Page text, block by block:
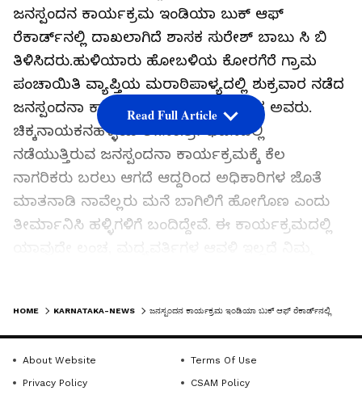
ಜನಸ್ಪಂದನ ಕಾರ್ಯಕ್ರಮ ಇಂಡಿಯಾ ಬುಕ್ ಆಫ್
ರೆಕಾರ್ಡ್‌ನಲ್ಲಿ ದಾಖಲಾಗಿದೆ ಶಾಸಕ ಸುರೇಶ್ ಬಾಬು ಸಿ ಬಿ
ತಿಳಿಸಿದರು.ಹುಳಿಯಾರು ಹೋಬಳಿಯ ಕೋರಗೆರೆ ಗ್ರಾಮ
ಪಂಚಾಯಿತಿ ವ್ಯಾಪ್ತಿಯ ಮರಾಠಿಪಾಳ್ಯದಲ್ಲಿ ಶುಕ್ರವಾರ ನಡೆದ
ಜನಸ್ಪಂದನಾ ಕಾರ್ಯಕ್ರಮದಲ್ಲಿ ಮಾತನಾಡಿದ ಅವರು.
ಚಿಕ್ಕನಾಯಕನಹಳ್ಳಿಯ ತೀ.ನಂ.ಶ್ರೀ ಭವನದಲ್ಲಿ
ನಡೆಯುತ್ತಿರುವ ಜನಸ್ಪಂದನಾ ಕಾರ್ಯಕ್ರಮಕ್ಕೆ ಕೆಲ
ನಾಗರಿಕರು ಬರಲು ಆಗದೆ ಆದ್ದರಿಂದ ಅಧಿಕಾರಿಗಳ ಜೊತೆ
ಮಾತನಾಡಿ ನಾವೆಲ್ಲರು ಮನೆ ಬಾಗಿಲಿಗೆ ಹೋಗೊಣ ಎಂದು
ತೀರ್ಮಾನಿಸಿ ಹಳ್ಳಿಗಳಿಗೆ ಬಂದಿದ್ದೇವೆ. ಈ ಕಾರ್ಯಕ್ರಮದಲ್ಲಿ
ಕೂಡ 50 ವಾರಗಳ ಜನಸ್ಪಂದನ ಕಾರ್ಯಕ್ರಮವಾಗಿದೆ.
ಅಧಿಕಾರಿಗಳ ಹಾಗೂ ಸಾರ್ವಜನಿಕರ ಸಹಕಾರದಿಂದಲೇ
ಯಶಸ್ವಿಯಾಗಿದೆ.ಅದನ್ನು ಹೆಮ್ಮೆಯಿಂದ ಹೇಳಿಕೊಳ್ಳಬಹುದು.
ನಮ್ಮ ಕ್ಷೇತ್ರದಲ್ಲಿ ಯಾವುದೇ ಇಲಾಖೆಯ ಸಮಸ್ಯೆ ಇರಲಿ
Read Full Article
HOME KARNATAKA-NEWS
About Website
Terms Of Use
Privacy Policy
CSAM Policy